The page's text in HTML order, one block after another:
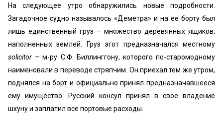
На следующее утро обнаружились новые подробности.
Загадочное судно называлось «Деметра» и на ее борту был
лишь единственный груз – множество деревянных ящиков,
наполненных землей. Груз этот предназначался местному
solicitor – м-ру С.Ф. Биллинггону, которого по-старомодному
наименовали в переводе стряпчим. Он приехал тем же утром,
поднялся на борт и официально принял предназначавшееся
ему имущество. Русский консул принял в свое владение
шхуну и заплатил все портовые расходы.